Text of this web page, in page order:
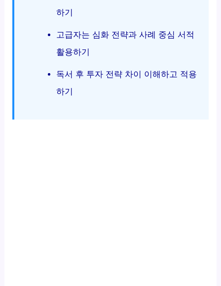
하기
고급자는 심화 전략과 사례 중심 서적
활용하기
독서 후 투자 전략 차이 이해하고 적용
하기